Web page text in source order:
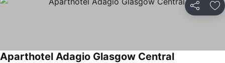
Partilhar
Aparthotel Adagio Glasgow Central